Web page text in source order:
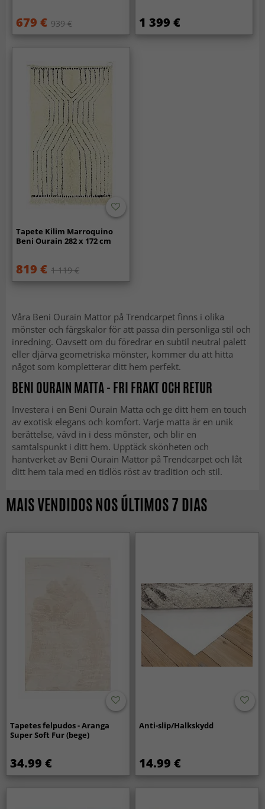
679 € 939 € 1 399 €
Tapete Kilim Marroquino
Beni Ourain 282 x 172 cm
819 € 1 119 €
Våra Beni Ourain Mattor på Trendcarpet finns i olika
mönster och färgskalor för att passa din personliga stil och
inredning. Oavsett om du föredrar en subtil neutral palett
eller djärva geometriska mönster, kommer du att hitta
något som kompletterar ditt hem perfekt.
BENI OURAIN MATTA - FRI FRAKT OCH RETUR
Investera i en Beni Ourain Matta och ge ditt hem en touch
av exotisk elegans och komfort. Varje matta är en unik
berättelse, vävd in i dess mönster, och blir en
samtalspunkt i ditt hem. Upptäck skönheten och
hantverket av Beni Ourain Mattor på Trendcarpet och låt
ditt hem tala med en tidlös röst av tradition och stil.
MAIS VENDIDOS NOS ÚLTIMOS 7 DIAS
Tapetes felpudos - Aranga
Super Soft Fur (bege)
34.99 €
Anti-slip/Halkskydd
14.99 €